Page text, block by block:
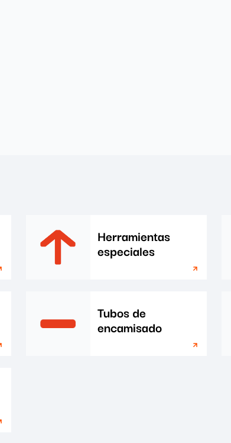
Herramientas
especiales
Tubos de
encamisado